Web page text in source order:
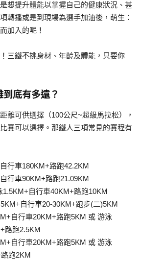
想提升體能以掌握自己的健康狀況、甚
轉播或是到現場為選手加油後，萌生：
加入的呢！
三鐵不挑身材、年齡及體能，只要你
底有多遠？
離可供選擇（100公尺~超級馬拉松），
賽可以選擇。那鐵人三項常見的賽程有
行車180KM+路跑42.2KM
行車90KM+路跑21.09KM
1.5KM+自行車40KM+路跑10KM
自行車20-30KM+跑步(二)5KM
自行車20KM+路跑5KM 或 游泳
路跑2.5KM
自行車20KM+路跑5KM 或 游泳
跑2KM